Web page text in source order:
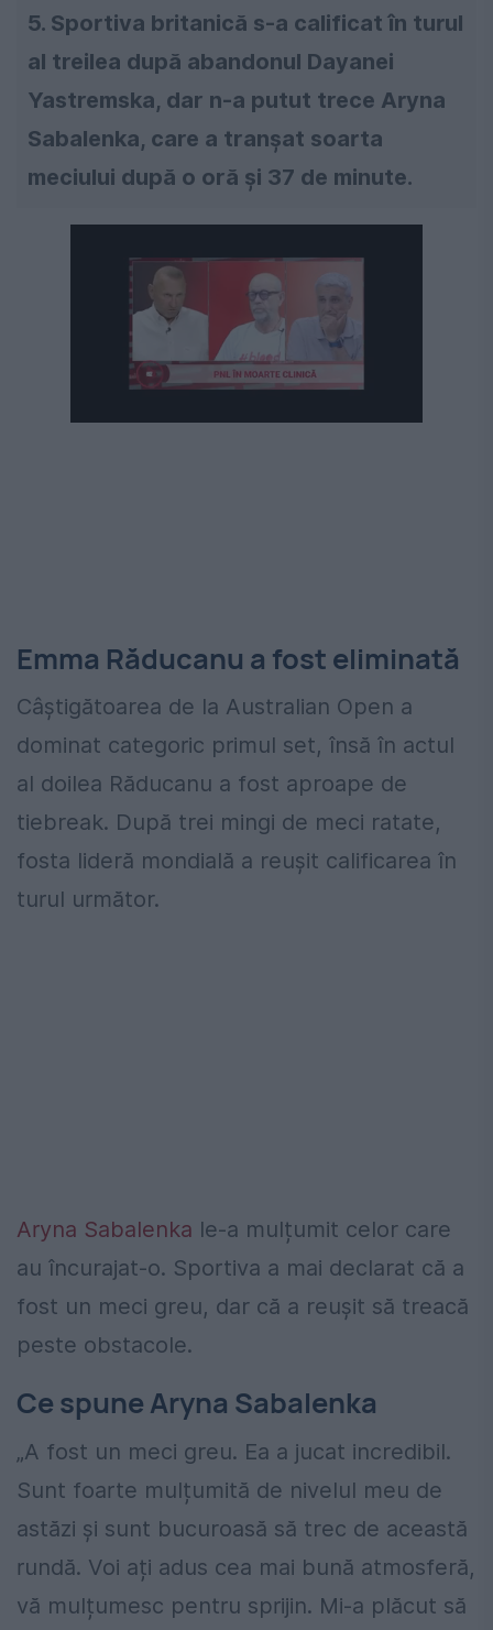
5. Sportiva britanică s-a calificat în turul
al treilea după abandonul Dayanei
Yastremska, dar n-a putut trece Aryna
Sabalenka, care a tranșat soarta
meciului după o oră și 37 de minute.
Emma Răducanu a fost eliminată
Câștigătoarea de la Australian Open a
dominat categoric primul set, însă în actul
al doilea Răducanu a fost aproape de
tiebreak. După trei mingi de meci ratate,
fosta lideră mondială a reușit calificarea în
turul următor.
Aryna Sabalenka le-a mulțumit celor care
au încurajat-o. Sportiva a mai declarat că a
fost un meci greu, dar că a reușit să treacă
peste obstacole.
Ce spune Aryna Sabalenka
„A fost un meci greu. Ea a jucat incredibil.
Sunt foarte mulțumită de nivelul meu de
astăzi și sunt bucuroasă să trec de această
rundă. Voi ați adus cea mai bună atmosferă,
vă mulțumesc pentru sprijin. Mi-a plăcut să